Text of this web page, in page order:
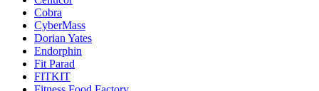
Cobra
CyberMass
Dorian Yates
Endorphin
Fit Parad
FITKIT